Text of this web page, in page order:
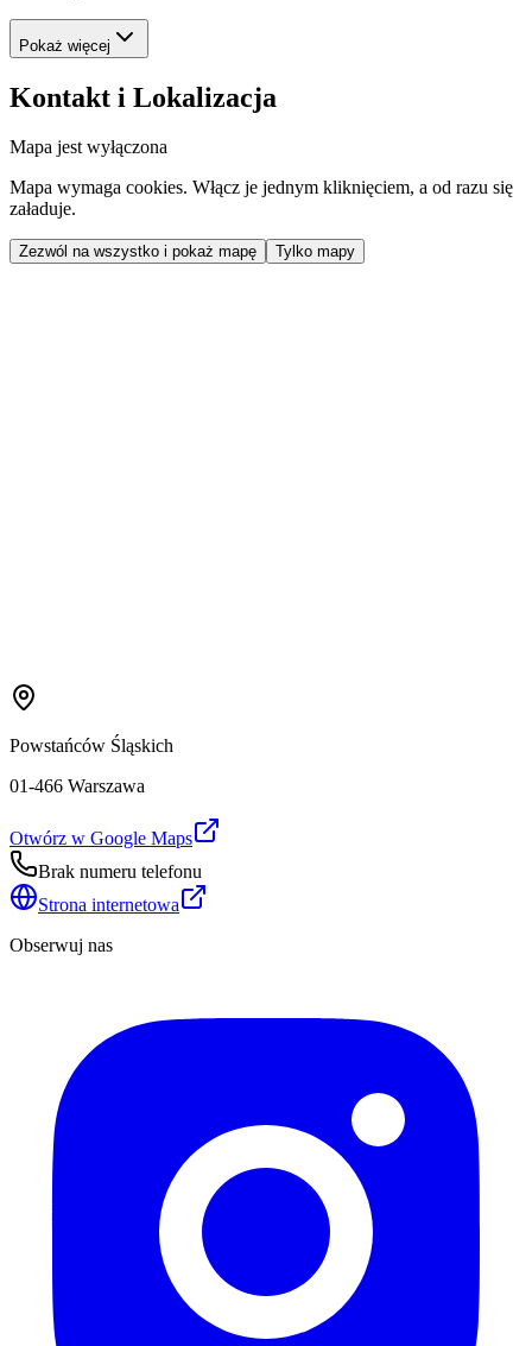
Pokaż więcej
Kontakt i Lokalizacja
Mapa jest wyłączona
Mapa wymaga cookies. Włącz je jednym kliknięciem, a od razu się
załaduje.
Zezwól na wszystko i pokaż mapę Tylko mapy
Powstańców Śląskich
01-466 Warszawa
Otwórz w Google Maps
Brak numeru telefonu
Strona internetowa
Obserwuj nas